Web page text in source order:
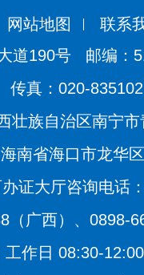
网站地图
联系
道190号
邮编：
传真：020-
壮族自治区南宁
南省海口市龙华
证大厅咨询电话
（广西）、0898-
工作日 08:30-